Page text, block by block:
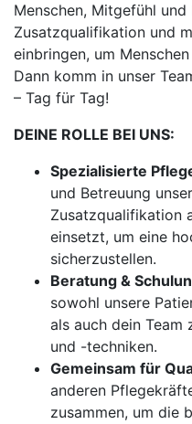
Menschen, Mitgefühl
Zusatzqualifikation und
einbringen, um
Dann komm in unser
– Tag für Tag!
DEINE ROLLE BEI UNS:
Spezialisierte
und Betreuung
Zusatzqualifikation
einsetzt, um eine
sicherzustellen.
Beratung &
sowohl unsere
als auch dein Team
und -techniken.
Gemeinsam für
anderen
zusammen, um die